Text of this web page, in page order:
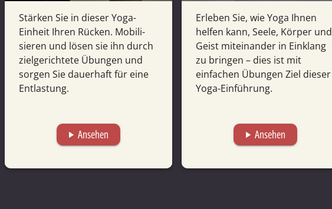
Stärken Sie in dieser Yoga-
Einheit Ihren Rücken. Mobili­
sieren und lösen sie ihn durch
ziel­gerichtete Übungen und
sorgen Sie dauer­haft für eine
Ent­lastung.
play_arrow Ansehen
Erleben Sie, wie Yoga Ihnen
helfen kann, Seele, Körper und
Geist mitein­ander in Einklang
zu bringen – dies ist mit
einfachen Übungen Ziel dieser
Yoga-Einführung.
play_arrow Ansehen